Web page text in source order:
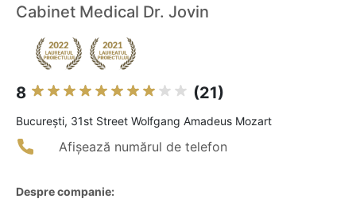
Cabinet Medical Dr. Jovin
8 (21)
Bucureşti, 31st Street Wolfgang Amadeus Mozart
Afișează numărul de telefon
Despre companie: